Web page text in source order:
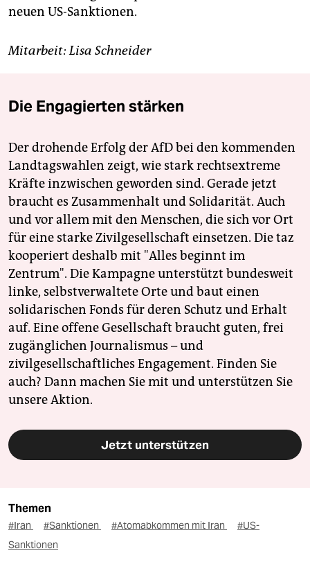
neuen US-Sanktionen.
Mitarbeit: Lisa Schneider
Die Engagierten stärken
Der drohende Erfolg der AfD bei den kommenden
Landtagswahlen zeigt, wie stark rechtsextreme
Kräfte inzwischen geworden sind. Gerade jetzt
braucht es Zusammenhalt und Solidarität. Auch
und vor allem mit den Menschen, die sich vor Ort
für eine starke Zivilgesellschaft einsetzen. Die taz
kooperiert deshalb mit "Alles beginnt im
Zentrum". Die Kampagne unterstützt bundesweit
linke, selbstverwaltete Orte und baut einen
solidarischen Fonds für deren Schutz und Erhalt
auf. Eine offene Gesellschaft braucht guten, frei
zugänglichen Journalismus – und
zivilgesellschaftliches Engagement. Finden Sie
auch? Dann machen Sie mit und unterstützen Sie
unsere Aktion.
Jetzt unterstützen
Themen
#Iran #Sanktionen #Atomabkommen mit Iran
#US-
Sanktionen